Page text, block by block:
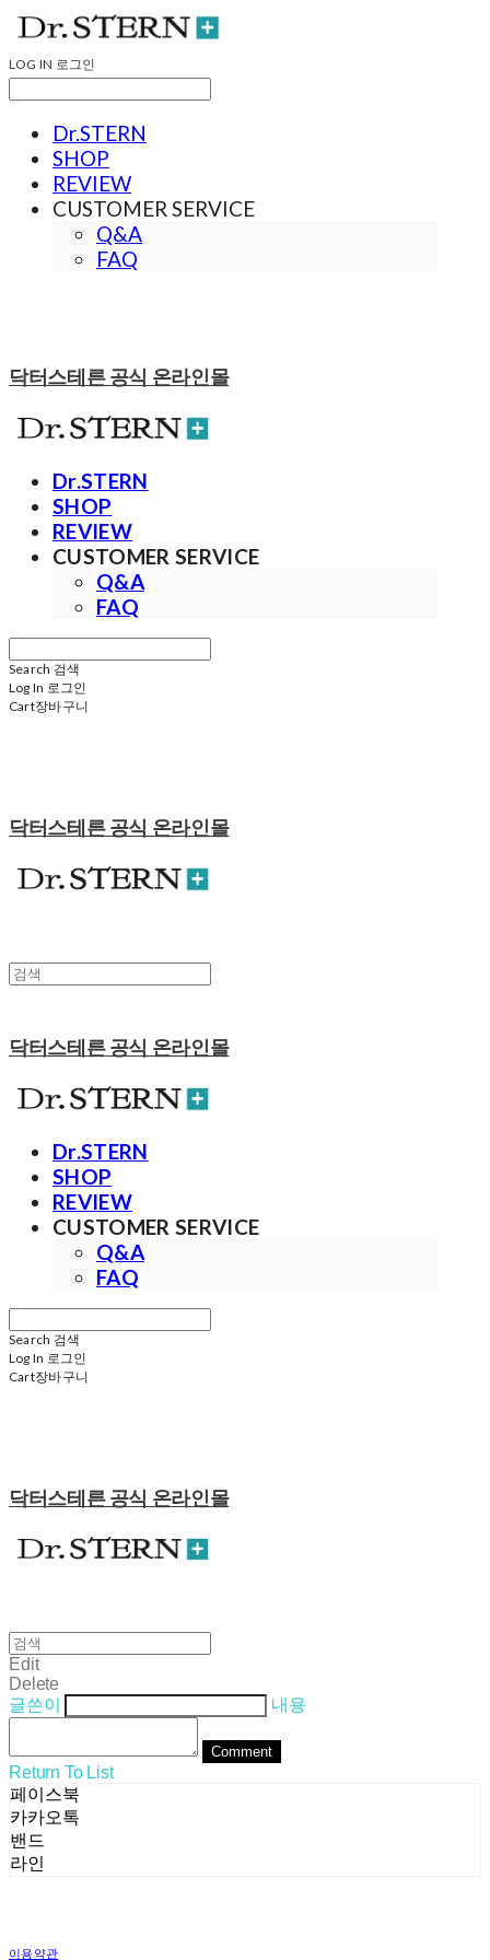
LOG IN 로그인
Dr.STERN
SHOP
REVIEW
CUSTOMER SERVICE
Q&A
FAQ
닥터스테른 공식 온라인몰
Dr.STERN
SHOP
REVIEW
CUSTOMER SERVICE
Q&A
FAQ
Search 검색
Log In 로그인
Cart장바구니
닥터스테른 공식 온라인몰
닥터스테른 공식 온라인몰
Dr.STERN
SHOP
REVIEW
CUSTOMER SERVICE
Q&A
FAQ
Search 검색
Log In 로그인
Cart장바구니
닥터스테른 공식 온라인몰
Edit
Delete
글쓴이
내용
Comment
Return To List
페이스북
카카오톡
밴드
라인
이용약관